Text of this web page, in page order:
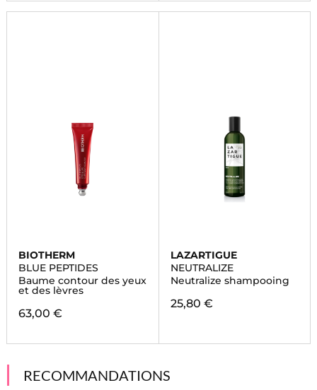
BIOTHERM
BLUE PEPTIDES
Baume contour des yeux
et des lèvres
63,00 €
LAZARTIGUE
NEUTRALIZE
Neutralize shampooing
25,80 €
RECOMMANDATIONS